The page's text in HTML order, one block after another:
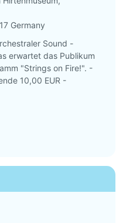
Germany
Sound -
erwartet das Publikum
"Strings on Fire!". -
10,00 EUR -